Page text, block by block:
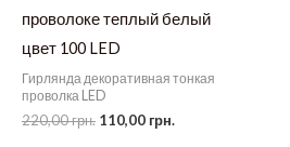
проволоке теплый белый
цвет 100 LED
Гирлянда декоративная тонкая
проволка LED
220,00грн. Первоначальная
110,00 грн.Текущая